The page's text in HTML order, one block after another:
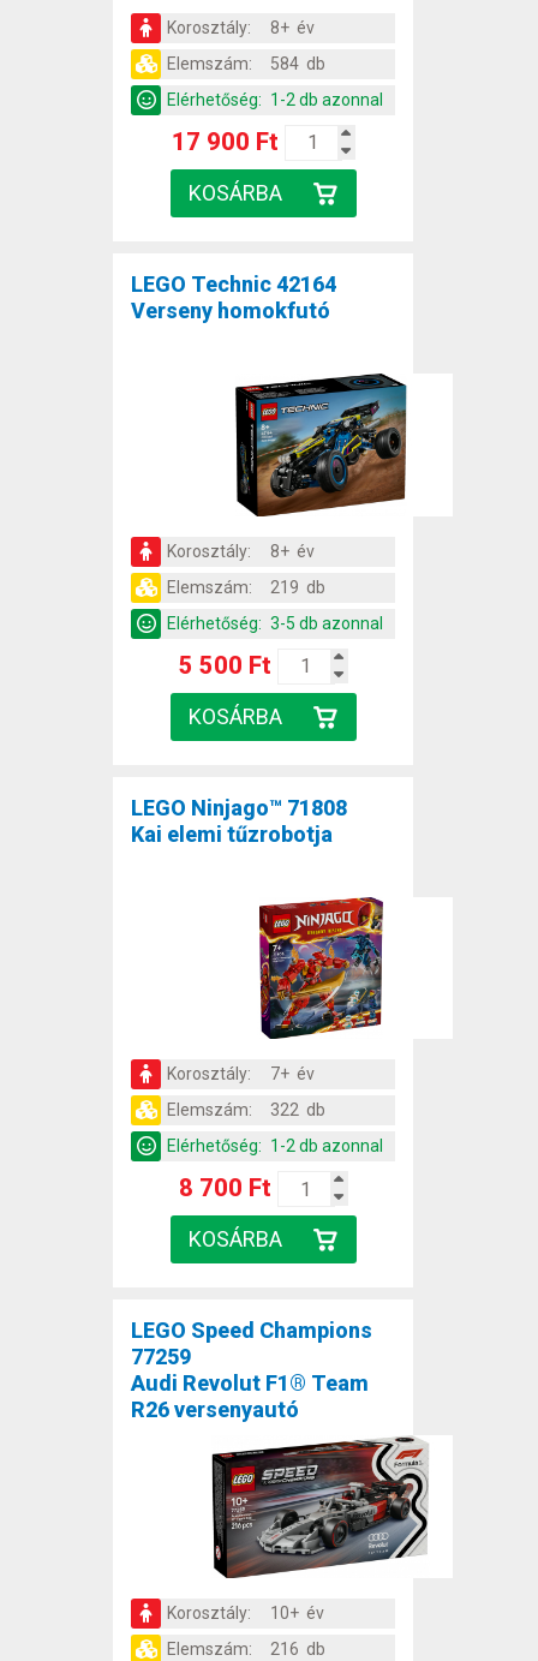
Korosztály:
8+ év
Elemszám:
584 db
Elérhetőség: 1-2 db azonnal
17 900 Ft
LEGO Technic 42164
Verseny homokfutó
Korosztály:
8+ év
Elemszám:
219 db
Elérhetőség: 3-5 db azonnal
5 500 Ft
LEGO Ninjago™ 71808
Kai elemi tűzrobotja
Korosztály:
7+ év
Elemszám:
322 db
Elérhetőség: 1-2 db azonnal
8 700 Ft
LEGO Speed Champions
77259
Audi Revolut F1® Team
R26 versenyautó
Korosztály:
10+ év
Elemszám:
216 db